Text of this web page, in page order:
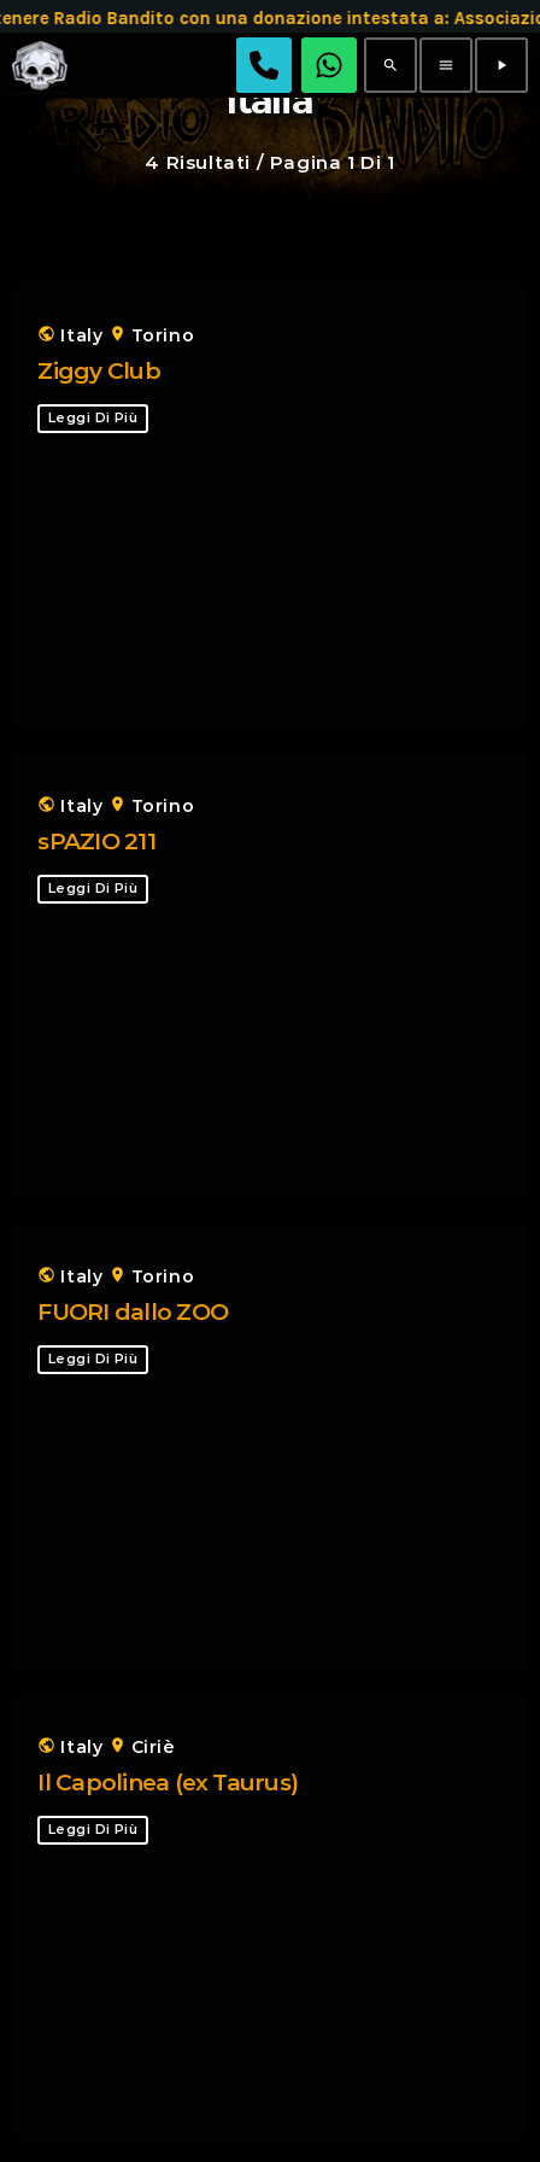
Radio Bandito con una donazione intestata a:
search menu play_arrow
Italia
4 Risultati / Pagina 1 Di 1
public Italy location_on Torino
Ziggy Club
Leggi Di Più
public Italy location_on Torino
sPAZIO 211
Leggi Di Più
public Italy location_on Torino
FUORI dallo ZOO
Leggi Di Più
public Italy location_on Ciriè
Il Capolinea (ex Taurus)
Leggi Di Più